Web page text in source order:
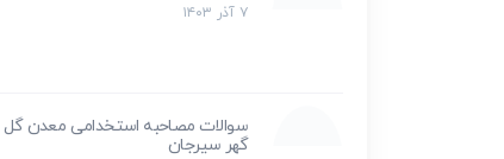
۷ آذر ۱۴۰۳
سوالات مصاحبه استخدامی معدن گل
گهر سیرجان